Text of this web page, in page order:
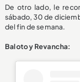
De otro lado, le
sábado, 30 de
del fin de semana.
Baloto y Revancha: